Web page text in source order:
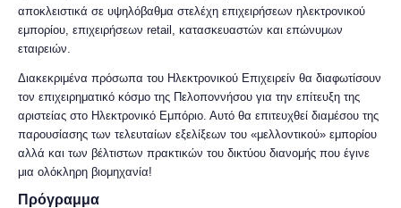
αποκλειστικά σε υψηλόβαθμα στελέχη επιχειρήσεων ηλεκτρονικού
εμπορίου, επιχειρήσεων retail, κατασκευαστών και επώνυμων
εταιρειών.
Διακεκριμένα πρόσωπα του Ηλεκτρονικού Επιχειρείν θα διαφωτίσουν
τον επιχειρηματικό κόσμο της Πελοποννήσου για την επίτευξη της
αριστείας στο Ηλεκτρονικό Εμπόριο. Αυτό θα επιτευχθεί διαμέσου της
παρουσίασης των τελευταίων εξελίξεων του «μελλοντικού» εμπορίου
αλλά και των βέλτιστων πρακτικών του δικτύου διανομής που έγινε
μια ολόκληρη βιομηχανία!
Πρόγραμμα